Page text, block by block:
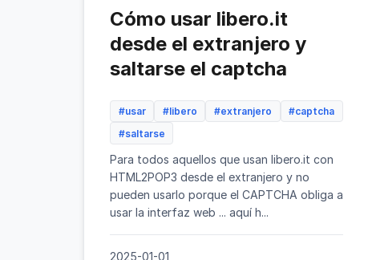
Cómo usar libero.it
desde el extranjero y
saltarse el captcha
#usar #libero #extranjero
#captcha
#saltarse
Para todos aquellos que usan libero.it con
HTML2POP3 desde el extranjero y no
pueden usarlo porque el CAPTCHA obliga a
usar la interfaz web ... aquí h...
2025-01-01